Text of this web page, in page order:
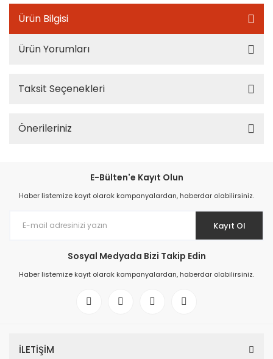
Ürün Bilgisi
Ürün Yorumları
Taksit Seçenekleri
Önerileriniz
E-Bülten'e Kayıt Olun
Haber listemize kayıt olarak kampanyalardan, haberdar olabilirsiniz.
Kayıt Ol
Sosyal Medyada Bizi Takip Edin
Haber listemize kayıt olarak kampanyalardan, haberdar olabilirsiniz.
İLETİŞİM